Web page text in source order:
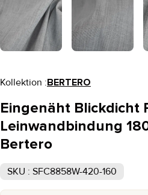
Kollektion :BERTERO
Eingenäht Blickdicht
Leinwandbindung
Bertero
SKU : SFC8858W-420-160